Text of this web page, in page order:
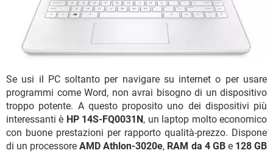
Se usi il PC soltanto per navigare su internet o per usare
programmi come Word, non avrai bisogno di un dispositivo
troppo potente. A questo proposito uno dei dispositivi più
interessanti è HP 14S-FQ0031N , un laptop molto economico
con buone prestazioni per rapporto qualità-prezzo. Dispone
di un processoreAMD Athlon-3020e, RAM da 4 GBe 128 GB